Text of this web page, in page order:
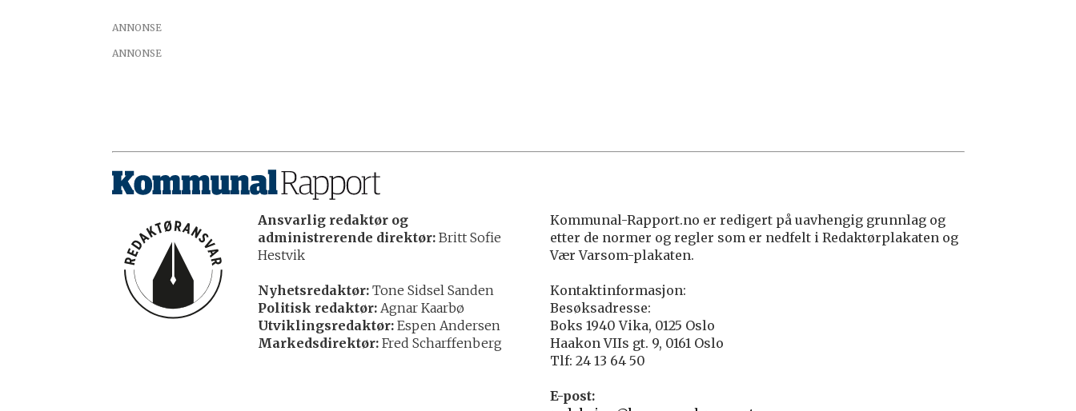
ANNONSE
ANNONSE
Ansvarlig redaktør og
administrerende direktør: Britt Sofie
Hestvik
Nyhetsredaktør: Tone Sidsel Sanden
Politisk redaktør: Agnar Kaarbø
Utviklingsredaktør: Espen Andersen
Markedsdirektør: Fred Scharffenberg
Kommunal-Rapport.no er redigert på uavhengig grunnlag og
etter de normer og regler som er nedfelt i Redaktørplakaten og
Vær Varsom-plakaten.
Kontaktinformasjon:
Besøksadresse:
Boks 1940 Vika, 0125 Oslo
Haakon VIIs gt. 9, 0161 Oslo
Tlf: 24 13 64 50
E-post: